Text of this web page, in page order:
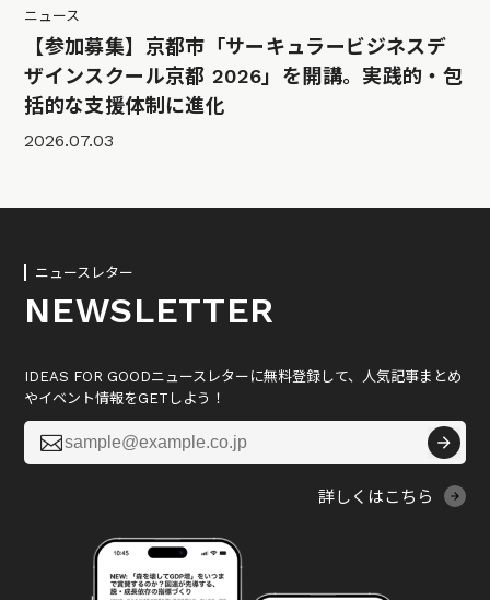
ニュース
【参加募集】京都市「サーキュラービジネスデ
ザインスクール京都 2026」を開講。実践的・包
括的な支援体制に進化
2026.07.03
ニュースレター
NEWSLETTER
IDEAS FOR GOODニュースレターに無料登録して、人気記事まとめ
やイベント情報をGETしよう！

詳しくはこちら